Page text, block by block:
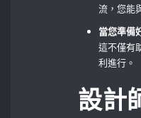
流，您能
當您準備
這不僅有
利進行。
設計